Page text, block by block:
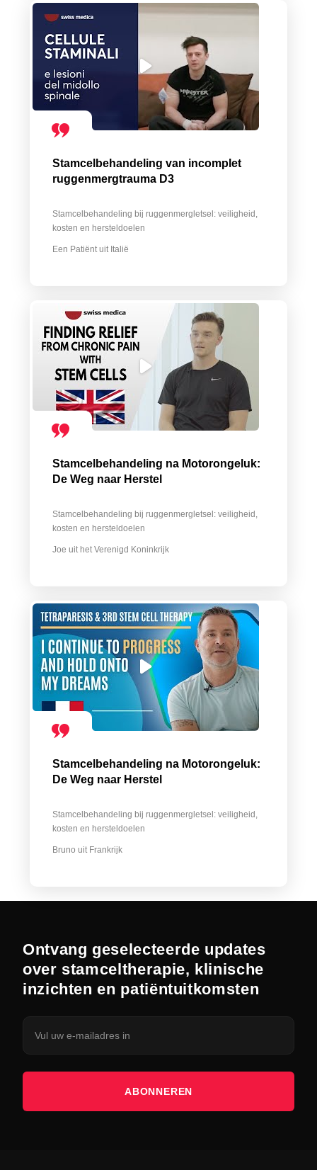
Stamcelbehandeling van incomplet
ruggenmergtrauma D3
Stamcelbehandeling bij ruggenmergletsel: veiligheid,
kosten en hersteldoelen
Een Patiënt uit Italië
Stamcelbehandeling na Motorongeluk:
De Weg naar Herstel
Stamcelbehandeling bij ruggenmergletsel: veiligheid,
kosten en hersteldoelen
Joe uit het Verenigd Koninkrijk
Stamcelbehandeling na Motorongeluk:
De Weg naar Herstel
Stamcelbehandeling bij ruggenmergletsel: veiligheid,
kosten en hersteldoelen
Bruno uit Frankrijk
Ontvang geselecteerde updates
over stamceltherapie, klinische
inzichten en patiëntuitkomsten
ABONNEREN